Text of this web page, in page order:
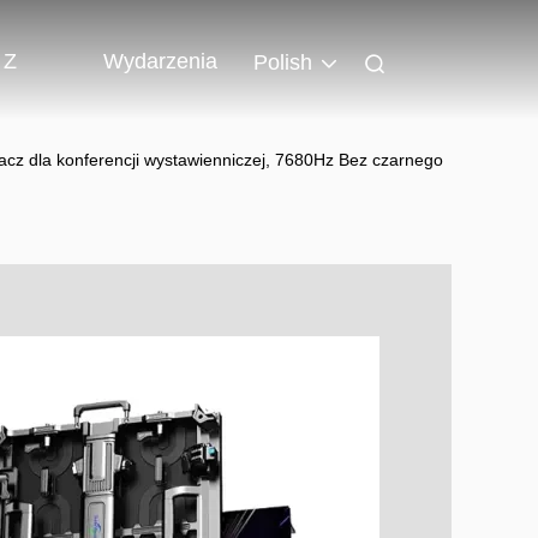
Wydarzenia Polish
dla konferencji wystawienniczej, 7680Hz Bez czarnego